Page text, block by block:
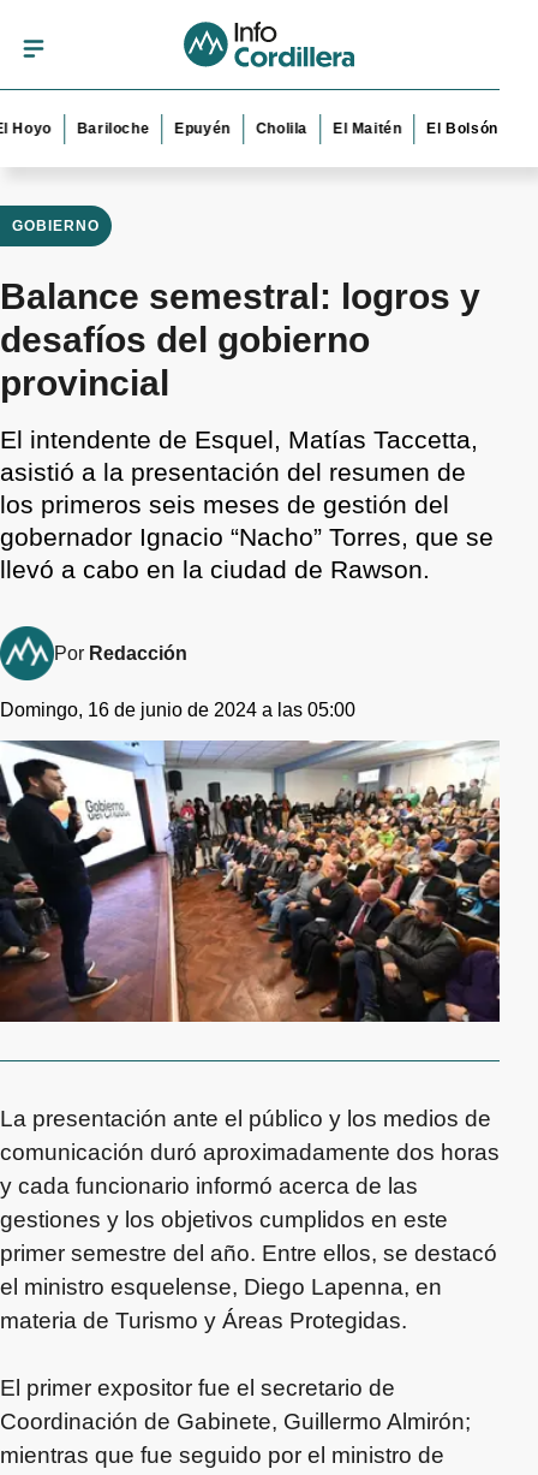
Bariloche Epuyén Cholila El Maitén El Bolsón Esquel
GOBIERNO
Balance semestral: logros y
desafíos del gobierno
provincial
El intendente de Esquel, Matías Taccetta,
asistió a la presentación del resumen de
los primeros seis meses de gestión del
gobernador Ignacio “Nacho” Torres, que se
llevó a cabo en la ciudad de Rawson.
Por Redacción
Domingo, 16 de junio de 2024 a las 05:00
La presentación ante el público y los medios de
comunicación duró aproximadamente dos horas
y cada funcionario informó acerca de las
gestiones y los objetivos cumplidos en este
primer semestre del año. Entre ellos, se destacó
el ministro esquelense, Diego Lapenna, en
materia de Turismo y Áreas Protegidas.
El primer expositor fue el secretario de
Coordinación de Gabinete, Guillermo Almirón;
mientras que fue seguido por el ministro de